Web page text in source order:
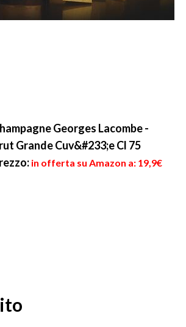
Georges Lacombe -
Grande Cuv&#233;e Cl 75
in offerta su Amazon a: 19,9€